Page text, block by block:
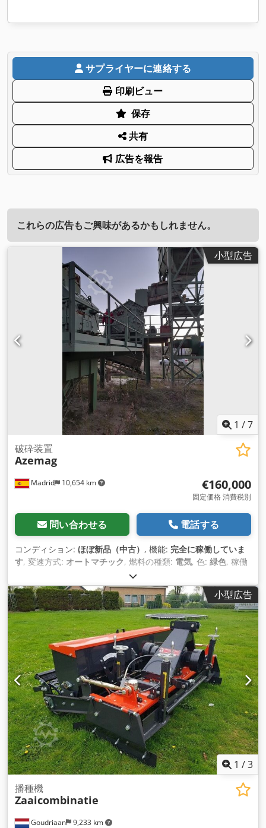
サプライヤーに連絡する
印刷ビュー
保存
共有
広告を報告
これらの広告もご興味があるかもしれません。
小型広告
1 /7
Madrid 10,654 km
破砕装置
Azemag
€160,000
固定価格 消費税別
問い合わせる 電話する
コンディション: ほぼ新品（中古） , 機能: 完全に稼働していま
す, 変速方式: オートマチック, 燃料の種類: 電気, 色: 緑色, 稼働
小型広告
1 /3
Goudriaan 9,233 km
播種機
Zaaicombinatie